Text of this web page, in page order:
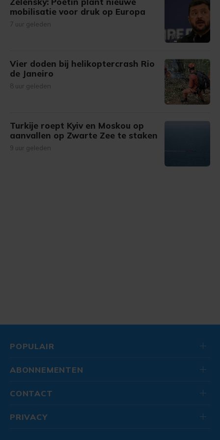
mobilisatie voor druk op Europa
7 uur geleden
Vier doden bij helikoptercrash Rio
de Janeiro
8 uur geleden
Turkije roept Kyiv en Moskou op
aanvallen op Zwarte Zee te staken
9 uur geleden
POPULAIR
ABONNEMENTEN
CONTACT
PRIVACY